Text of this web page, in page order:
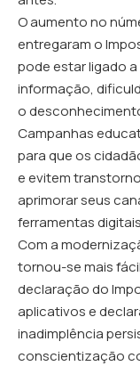
O aumento no
entregaram o
pode estar ligado
informação,
o
Campanhas
para que os
e evitem
aprimorar seus
ferramentas
Com a
tornou-se mais
declaração do
aplicativos e
inadimplência
conscientização